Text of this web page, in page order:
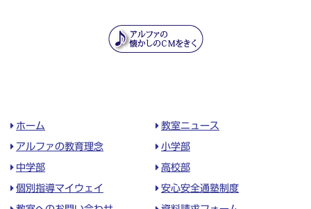
ホーム 教室ニュース
アルファの教育理念 小学部
中学部 高校部
個別指導マイウェイ 安心安全通塾制度